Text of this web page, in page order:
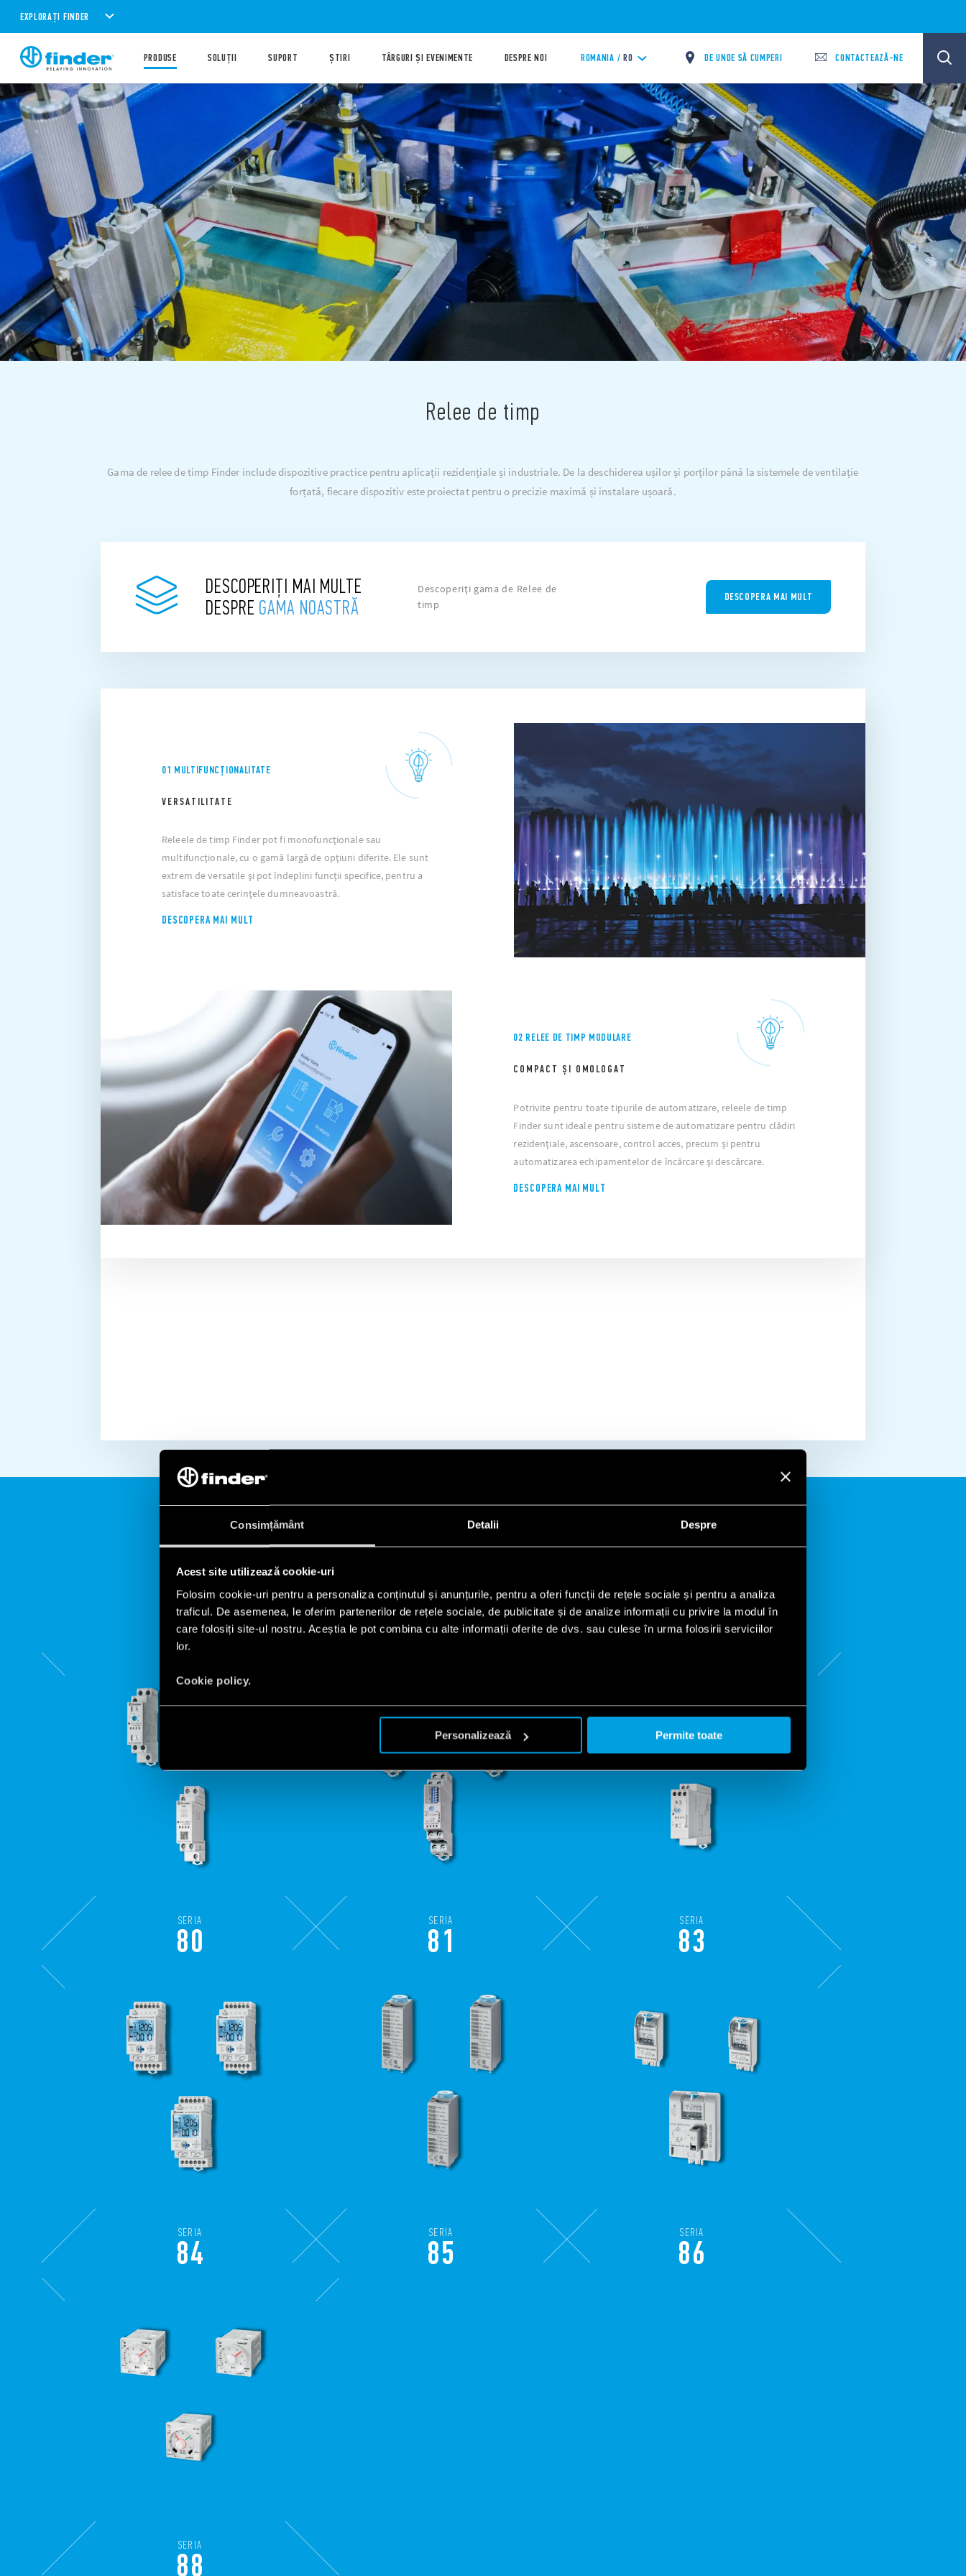
Consimțământ Detalii Despre
Acest site utilizează cookie-uri
Folosim cookie-uri pentru a personaliza conținutul și anunțurile, pentru a oferi funcții de rețele sociale și pentru a analiza
traficul. De asemenea, le oferim partenerilor de rețele sociale, de publicitate și de analize informații cu privire la modul în
care folosiți site-ul nostru. Aceștia le pot combina cu alte informații oferite de dvs. sau culese în urma folosirii serviciilor
lor.
Cookie policy.
Personalizează Permite toate
EXPLORAȚI FINDER
PRODUSE SOLUȚII SUPORT ȘTIRI TÂRGURI ȘI EVENIMENTE DESPRE NOI ROMANIA / RO DE UNDE SĂ CUMPERI CONTACTEAZĂ-NE
Relee de timp
Gama de relee de timp Finder include dispozitive practice pentru aplicații rezidențiale și industriale. De la deschiderea ușilor și porților până la sistemele de ventilație
forțată, fiecare dispozitiv este proiectat pentru o precizie maximă și instalare ușoară.
DESCOPERIȚI MAI MULTE
DESPRE GAMA NOASTRĂ
Descoperiți gama de Relee de
timp
DESCOPERA MAI MULT
01 MULTIFUNCȚIONALITATE
VERSATILITATE
Releele de timp Finder pot fi monofuncționale sau
multifuncționale, cu o gamă largă de opțiuni diferite. Ele sunt
extrem de versatile și pot îndeplini funcții specifice, pentru a
satisface toate cerințele dumneavoastră.
DESCOPERA MAI MULT
02 RELEE DE TIMP MODULARE
COMPACT ȘI OMOLOGAT
Potrivite pentru toate tipurile de automatizare, releele de timp
Finder sunt ideale pentru sisteme de automatizare pentru clădiri
rezidențiale, ascensoare, control acces, precum și pentru
automatizarea echipamentelor de încărcare și descărcare.
DESCOPERA MAI MULT
RELEE DE TIMP FINDER
Gama de relee de timp include următoarele serii:
SERIA
80
SERIA
81
SERIA
83
SERIA
84
SERIA
85
SERIA
86
SERIA
88